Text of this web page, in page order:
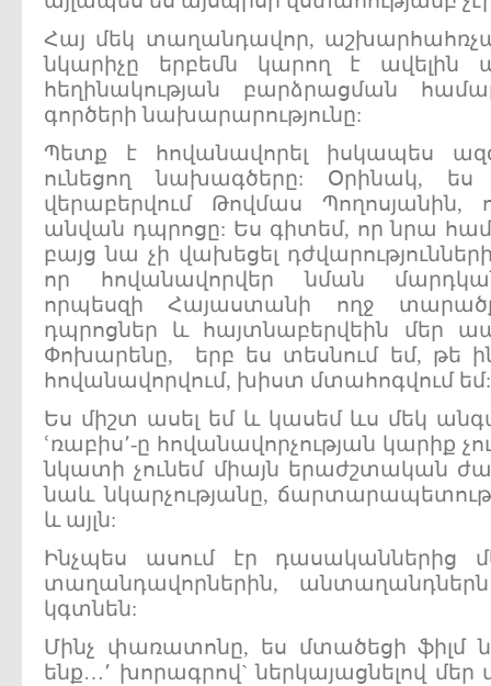
Հայ մեկ տաղանդավոր,
նկարիչը երբեմն կարող է ավելին
հեղինակության բարձրացման
գործերի նախարարությունը:
Պետք է հովանավորել իսկապես
ունեցող նախագծերը: Օրինակ,
վերաբերվում Թովմաս
անվան դպրոցը: Ես գիտեմ, որ նրա
բայց նա չի վախեցել
որ հովանավորվեր նման մարդկանց
որպեսզի Հայաստանի ողջ
դպրոցներ և հայտնաբերվեին մեր
Փոխարենը, երբ ես տեսնում եմ, թե
հովանավորվում, խիստ մտահոգվում եմ:
Ես միշտ ասել եմ և կասեմ ևս մեկ
ՙռաբիս՚-ը հովանավորչության կարիք
նկատի չունեմ միայն երաժշտական
նաև նկարչությանը,
և այլն:
Ինչպես ասում էր դասականներից
տաղանդավորներին,
կգտնեն:
Մինչ փառատոնը, ես մտածեցի ֆիլմ
ենք…՚ խորագրով` ներկայացնելով մեր